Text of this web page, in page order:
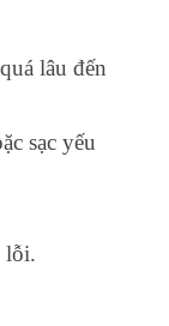
lâu đến
sạc yếu
lỗi.